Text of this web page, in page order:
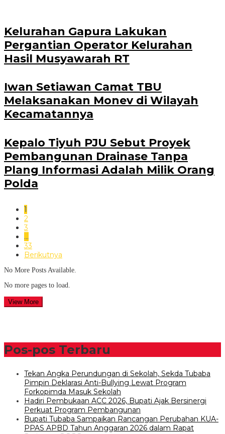
Kelurahan Gapura Lakukan
Pergantian Operator Kelurahan
Hasil Musyawarah RT
Iwan Setiawan Camat TBU
Melaksanakan Monev di Wilayah
Kecamatannya
Kepalo Tiyuh PJU Sebut Proyek
Pembangunan Drainase Tanpa
Plang Informasi Adalah Milik Orang
Polda
1
2
3
…
33
Berikutnya
No More Posts Available.
No more pages to load.
View More
Pos-pos Terbaru
Tekan Angka Perundungan di Sekolah, Sekda Tubaba
Pimpin Deklarasi Anti-Bullying Lewat Program
Forkopimda Masuk Sekolah
Hadiri Pembukaan ACC 2026, Bupati Ajak Bersinergi
Perkuat Program Pembangunan
Bupati Tubaba Sampaikan Rancangan Perubahan KUA-
PPAS APBD Tahun Anggaran 2026 dalam Rapat